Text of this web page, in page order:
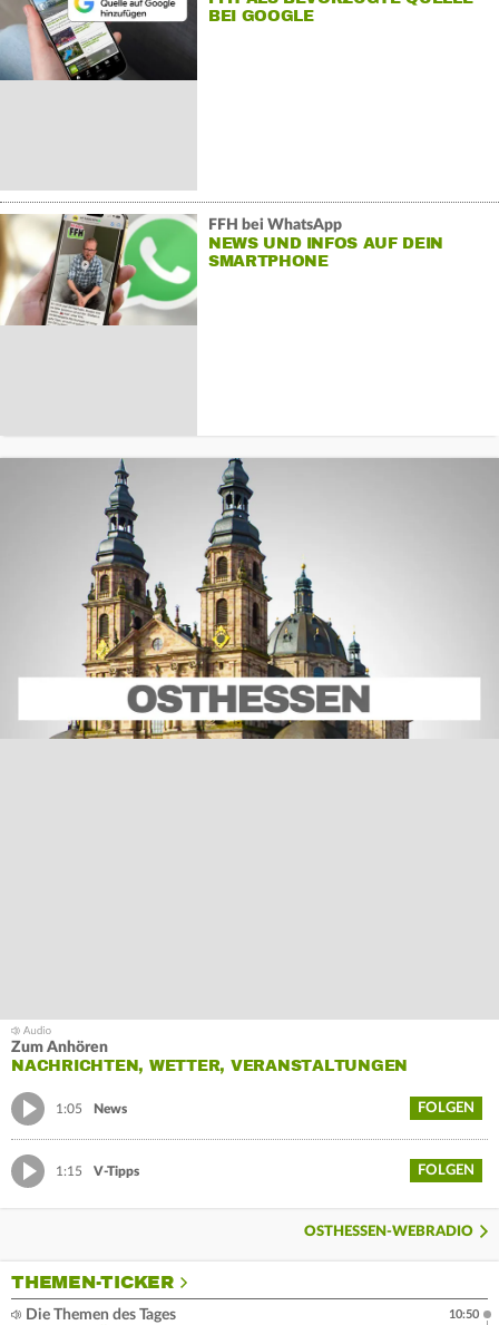
BEI GOOGLE
FFH bei WhatsApp
NEWS UND INFOS AUF DEIN
SMARTPHONE
Zum Anhören
NACHRICHTEN, WETTER, VERANSTALTUNGEN
1:05 News FOLGEN
1:15 V-Tipps FOLGEN
OSTHESSEN-WEBRADIO
THEMEN-TICKER
Die Themen des Tages
10:50